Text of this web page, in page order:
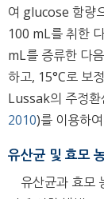
여 glucose 함량
100 mL를 취한
mL를 증류한 다
하고, 15°C로 보
Lussak의 주정환
2010)를 이용하
유산균 및 효모
유산균과 효모